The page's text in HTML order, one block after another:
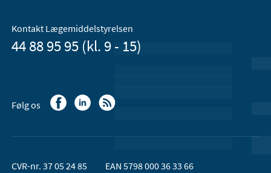
Kontakt Lægemiddelstyrelsen
44 88 95 95 (kl. 9 - 15)
Følg os
CVR-nr. 37 05 24 85 EAN 5798 000 36 33 66